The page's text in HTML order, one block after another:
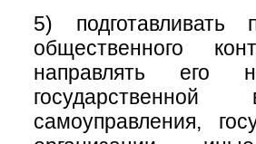
5) подготавливать
общественного
направлять его
самоуправления,